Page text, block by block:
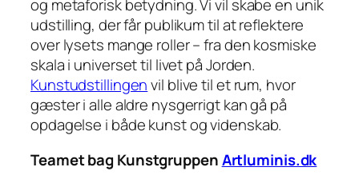
og metaforisk betydning. Vi vil skabe en unik
udstilling, der får publikum til at reflektere
over lysets mange roller – fra den kosmiske
skala i universet til livet på Jorden.
Kunstudstillingenvil blive til et rum, hvor
gæster i alle aldre nysgerrigt kan gå på
opdagelse i både kunst og videnskab.
Teamet bag KunstgruppenArtluminis.dk